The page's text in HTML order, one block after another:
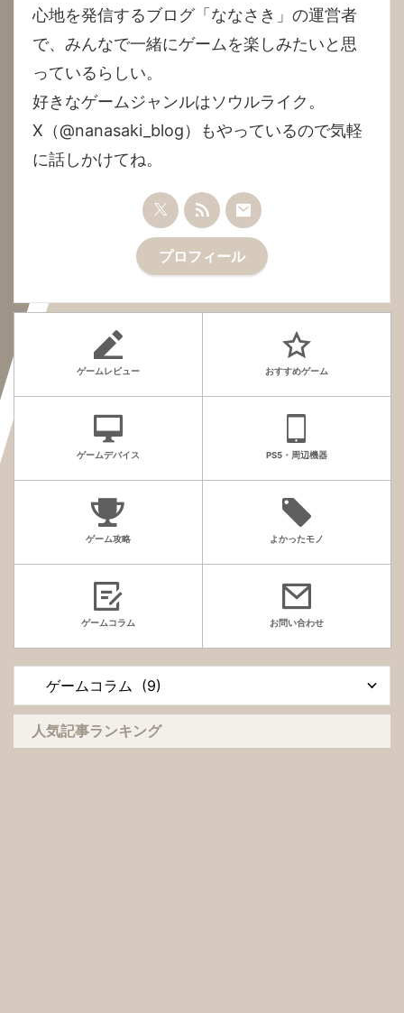
心地を発信するブログ「ななさき」の運営者
で、みんなで一緒にゲームを楽しみたいと思
っているらしい。
好きなゲームジャンルはソウルライク。
X（@nanasaki_blog）もやっているので気軽
に話しかけてね。
プロフィール
ゲームレビュー おすすめゲーム
ゲームデバイス PS5・周辺機器
ゲーム攻略 よかったモノ
ゲームコラム お問い合わせ
人気記事ランキング